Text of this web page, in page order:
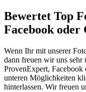
Bewertet Top
Facebook oder
Wenn Ihr mit unserer
dann freuen wir uns
ProvenExpert,
unteren Möglichkeiten
hinterlassen. Wir freuen